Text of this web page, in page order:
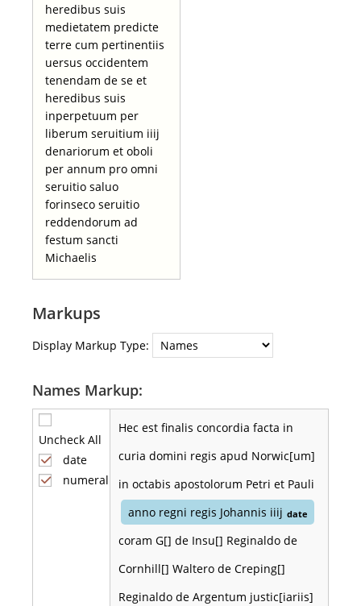
heredibus suis
medietatem predicte
terre cum pertinentiis
uersus occidentem
tenendam de se et
heredibus suis
inperpetuum per
liberum seruitium iiij
denariorum et oboli
per annum pro omni
seruitio saluo
forinseco seruitio
reddendorum ad
festum sancti
Michaelis
Markups
Display Markup Type:
Names Markup:
Uncheck All
date
numeral
Hec est finalis concordia facta in
curia domini regis apud Norwic[um]
in octabis apostolorum Petri et Pauli
anno regni regis Johannis iiij date
coram G[] de Insu[] Reginaldo de
Cornhill[] Waltero de Creping[]
Reginaldo de Argentum justic[iariis]